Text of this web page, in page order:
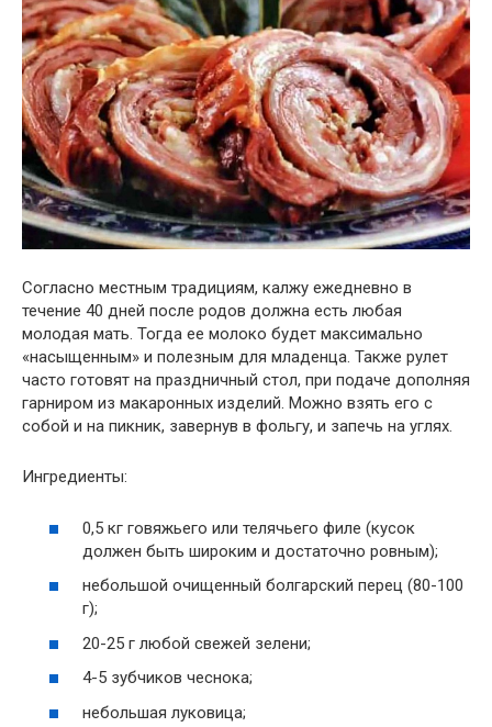
Согласно местным традициям, калжу ежедневно в
течение 40 дней после родов должна есть любая
молодая мать. Тогда ее молоко будет максимально
«насыщенным» и полезным для младенца. Также рулет
часто готовят на праздничный стол, при подаче дополняя
гарниром из макаронных изделий. Можно взять его с
собой и на пикник, завернув в фольгу, и запечь на углях.
Ингредиенты:
0,5 кг говяжьего или телячьего филе (кусок
должен быть широким и достаточно ровным);
небольшой очищенный болгарский перец (80-100
г);
20-25 г любой свежей зелени;
4-5 зубчиков чеснока;
небольшая луковица;